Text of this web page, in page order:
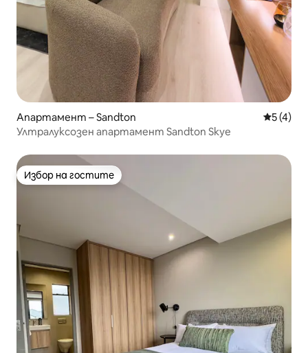
Апартамент – Sandton Средна
5 (4)
Ултралуксозен апартамент Sandton Skye
Избор на гостите
Избор на гостите